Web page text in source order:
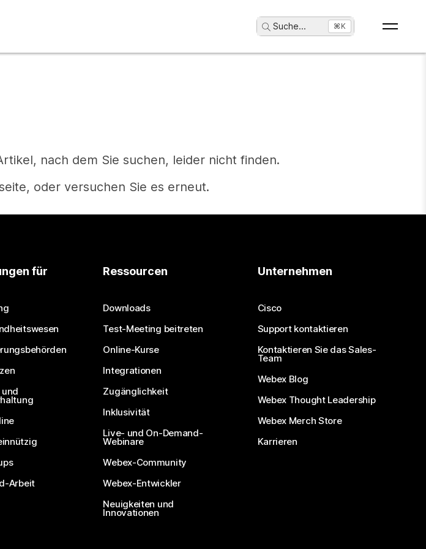
Suche... ⌘K
nach dem Sie suchen, leider nicht finden.
oder versuchen Sie es erneut.
eine Frage?
einreichen
für
Arbeit
Ressourcen
Downloads
Test-Meeting beitreten
Online-Kurse
Integrationen
Zugänglichkeit
Inklusivität
Live- und On-Demand-
Webinare
Webex-Community
Webex-Entwickler
Neuigkeiten und
Innovationen
Unternehmen
Cisco
Support kontaktieren
Kontaktieren Sie das Sales-
Team
Webex Blog
Webex Thought Leadership
Webex Merch Store
Karrieren